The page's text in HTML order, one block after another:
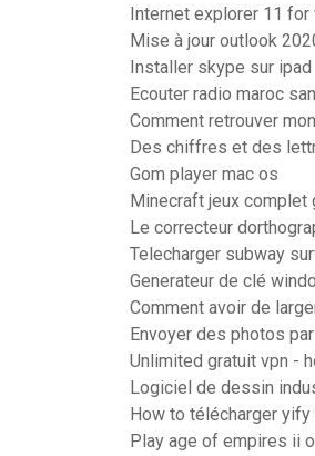
Internet explorer 11
Mise à jour outlook
Installer skype sur
Ecouter radio maroc
Comment retrouver
Des chiffres et des
Gom player mac os
Minecraft jeux complet
Le correcteur
Telecharger subway
Generateur de clé
Comment avoir de
Envoyer des photos
Unlimited gratuit vpn -
Logiciel de dessin
How to télécharger
Play age of empires ii